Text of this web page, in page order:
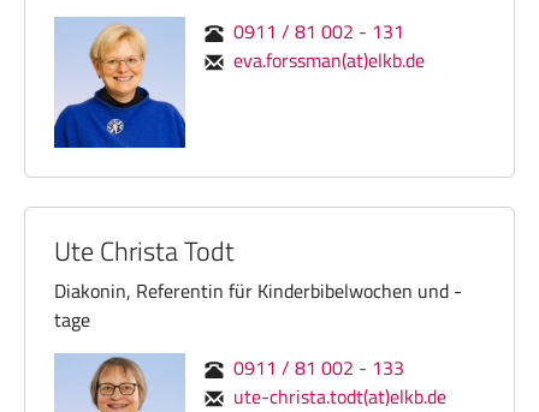
0911 / 81 002 - 131
eva.forssman(at)elkb.de
Ute Christa Todt
Diakonin, Referentin für Kinderbibelwochen und -
tage
0911 / 81 002 - 133
ute-christa.todt(at)elkb.de